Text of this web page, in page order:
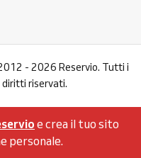
- 2026 Reservio. Tutti i
diritti riservati.
e crea il tuo sito
personale.